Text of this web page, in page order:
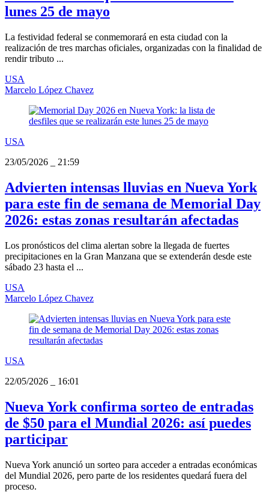
lunes 25 de mayo
La festividad federal se conmemorará en esta ciudad con la
realización de tres marchas oficiales, organizadas con la finalidad de
rendir tributo ...
USA
Marcelo López Chavez
USA
23/05/2026
21:59
Advierten intensas lluvias en Nueva York
para este fin de semana de Memorial Day
2026: estas zonas resultarán afectadas
Los pronósticos del clima alertan sobre la llegada de fuertes
precipitaciones en la Gran Manzana que se extenderán desde este
sábado 23 hasta el ...
USA
Marcelo López Chavez
USA
22/05/2026
16:01
Nueva York confirma sorteo de entradas
de $50 para el Mundial 2026: así puedes
participar
Nueva York anunció un sorteo para acceder a entradas económicas
del Mundial 2026, pero parte de los residentes quedará fuera del
proceso.